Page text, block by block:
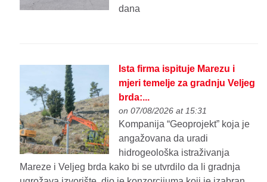
dana
Ista firma ispituje Marezu i
mjeri temelje za gradnju Veljeg
brda:...
on 07/08/2026 at 15:31
Kompanija “Geoprojekt” koja je
angažovana da uradi
hidrogeološka istraživanja
Mareze i Veljeg brda kako bi se utvrdilo da li gradnja